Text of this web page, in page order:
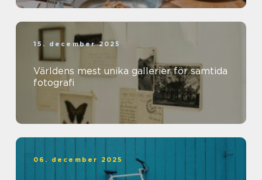
15. december 2025
Världens mest unika gallerier för samtida
fotografi
06. december 2025